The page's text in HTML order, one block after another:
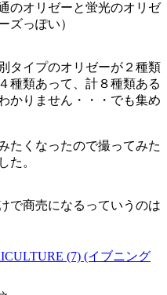
のオリゼーと蛍光のオリゼ
ズっぽい）
タイプのオリゼーが２種類
種類あって、計８種類ある
かりません・・・でも集め
たくなったので撮ってみた
た。
で商売になるっていうのは
(7) (イブニング